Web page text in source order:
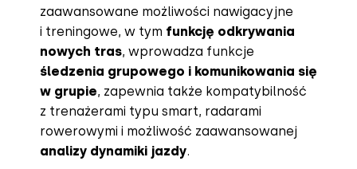
zaawansowane możliwości nawigacyjne
i treningowe, w tym funkcję odkrywania
nowych tras, wprowadza funkcje
śledzenia grupowego i komunikowania się
w grupie, zapewnia także kompatybilność
z trenażerami typu smart, radarami
rowerowymi i możliwość zaawansowanej
analizy dynamiki jazdy.